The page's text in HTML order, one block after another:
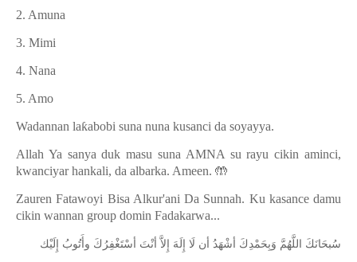
2. Amuna
3. Mimi
4. Nana
5. Amo
Wadannan laƙabobi suna nuna kusanci da soyayya.
Allah Ya sanya duk masu suna AMNA su rayu cikin aminci,
kwanciyar hankali, da albarka. Ameen. 🤲
Zauren Fatawoyi Bisa Alkur'ani Da Sunnah. Ku kasance damu
cikin wannan group domin Fadakarwa...
ﺳُﺒﺤَﺎﻧَﻚَ ﺍﻟﻠَّﻬُﻢَّ ﻭَﺑِﺤَﻤْﺪِﻙَ ﺃﺷْﻬَﺪُ ﺃﻥ ﻟَﺎ ﺇِﻟَﻪَ ﺇِﻻَّ ﺃﻧْﺖَ ﺃﺳْﺘَﻐْﻔِﺮُﻙَ ﻭﺃَﺗُﻮﺏُ ﺇِﻟَﻴْﻚ